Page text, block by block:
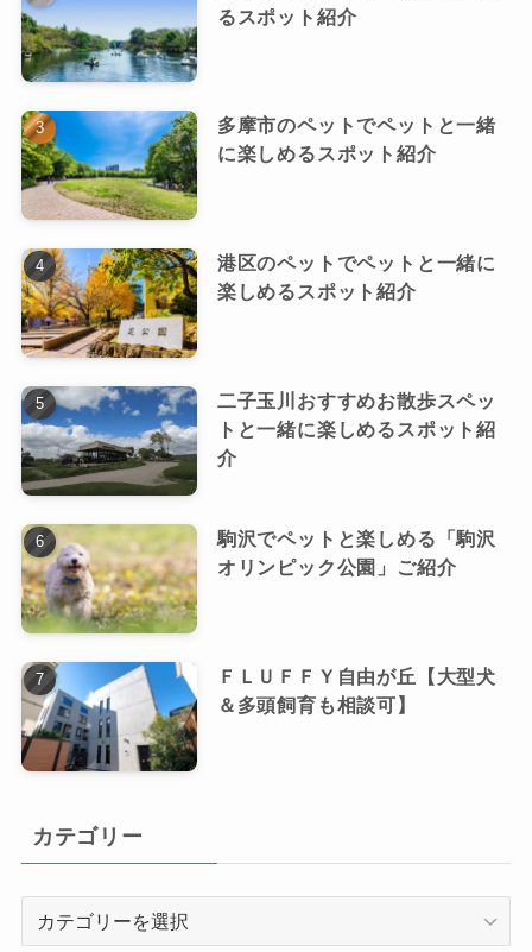
るスポット紹介
多摩市のペットでペットと一緒
に楽しめるスポット紹介
港区のペットでペットと一緒に
楽しめるスポット紹介
二子玉川おすすめお散歩スペッ
トと一緒に楽しめるスポット紹
介
駒沢でペットと楽しめる「駒沢
オリンピック公園」ご紹介
ＦＬＵＦＦＹ自由が丘【大型犬
＆多頭飼育も相談可】
カテゴリー